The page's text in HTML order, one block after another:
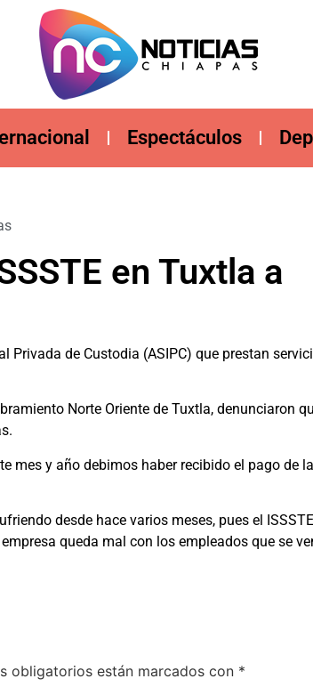
Espectáculos
en Tuxtla a
Privada de Custodia (ASIPC) que prestan
Norte Oriente de Tuxtla, denunciaron
mes y año debimos haber recibido el pago de la
desde hace varios meses, pues el
queda mal con los empleados que se
obligatorios están marcados con *